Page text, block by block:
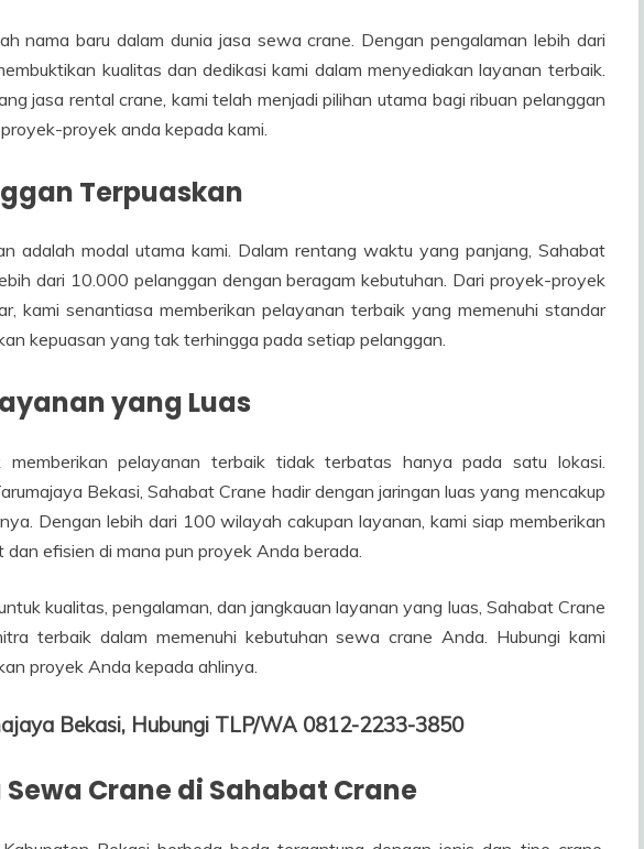
nama baru dalam dunia jasa sewa crane. Dengan pengalaman lebih dari
kualitas dan dedikasi kami dalam menyediakan layanan terbaik.
jasa rental crane, kami telah menjadi pilihan utama bagi ribuan pelanggan
proyek anda kepada kami.
Terpuaskan
adalah modal utama kami. Dalam rentang waktu yang panjang, Sahabat
dari 10.000 pelanggan dengan beragam kebutuhan. Dari proyek-proyek
kami senantiasa memberikan pelayanan terbaik yang memenuhi standar
kepuasan yang tak terhingga pada setiap pelanggan.
yang Luas
memberikan pelayanan terbaik tidak terbatas hanya pada satu lokasi.
Bekasi, Sahabat Crane hadir dengan jaringan luas yang mencakup
Dengan lebih dari 100 wilayah cakupan layanan, kami siap memberikan
efisien di mana pun proyek Anda berada.
kualitas, pengalaman, dan jangkauan layanan yang luas, Sahabat Crane
terbaik dalam memenuhi kebutuhan sewa crane Anda. Hubungi kami
proyek Anda kepada ahlinya.
Bekasi, Hubungi TLP/WA 0812-2233-3850
Crane di Sahabat Crane